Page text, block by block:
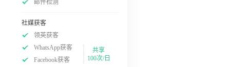
邮件检测
社媒获客
领英获客
WhatsApp获客
Facebook获客
共享
100次/日